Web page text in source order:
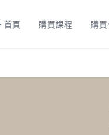
首頁 購買課程 購